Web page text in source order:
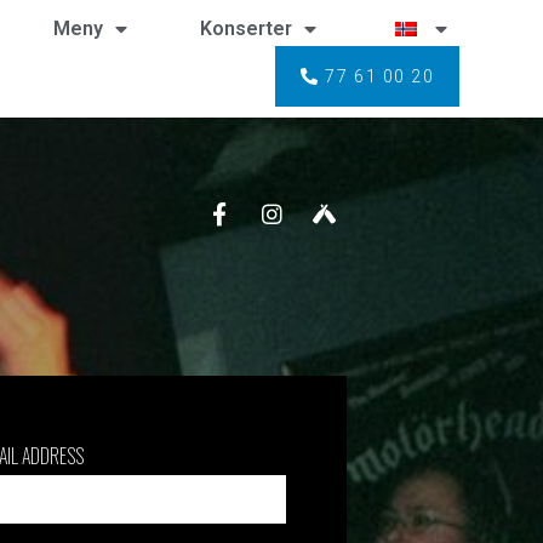
Meny Konserter
77 61 00 20
ADDRESS